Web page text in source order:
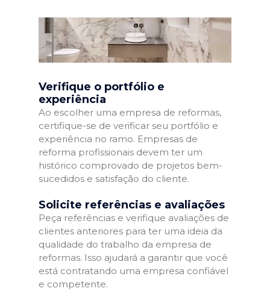
Verifique o portfólio e
experiência
Ao escolher uma empresa de reformas,
certifique-se de verificar seu portfólio e
experiência no ramo. Empresas de
reforma profissionais devem ter um
histórico comprovado de projetos bem-
sucedidos e satisfação do cliente.
Solicite referências e avaliações
Peça referências e verifique avaliações de
clientes anteriores para ter uma ideia da
qualidade do trabalho da empresa de
reformas. Isso ajudará a garantir que você
está contratando uma empresa confiável
e competente.